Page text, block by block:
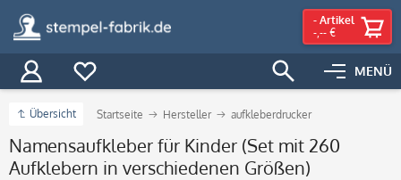
MENÜ
- Artikel
-,-- €
Übersicht Startseite Hersteller aufkleberdrucker
Namensaufkleber für Kinder (Set mit 260
Aufklebern in verschiedenen Größen)